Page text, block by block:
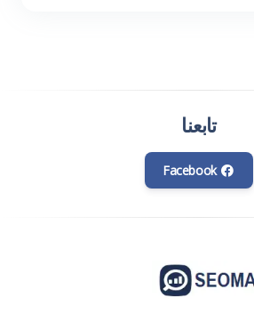
تابعنا
Facebook